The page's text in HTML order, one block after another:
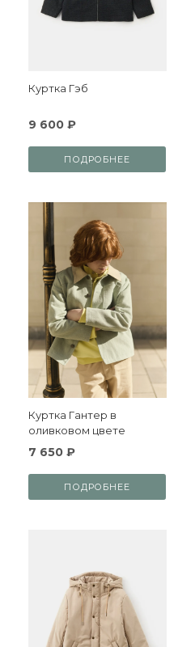
Куртка Гэб
9 600 ₽
ПОДРОБНЕЕ
Куртка Гантер в
оливковом цвете
7 650 ₽
ПОДРОБНЕЕ